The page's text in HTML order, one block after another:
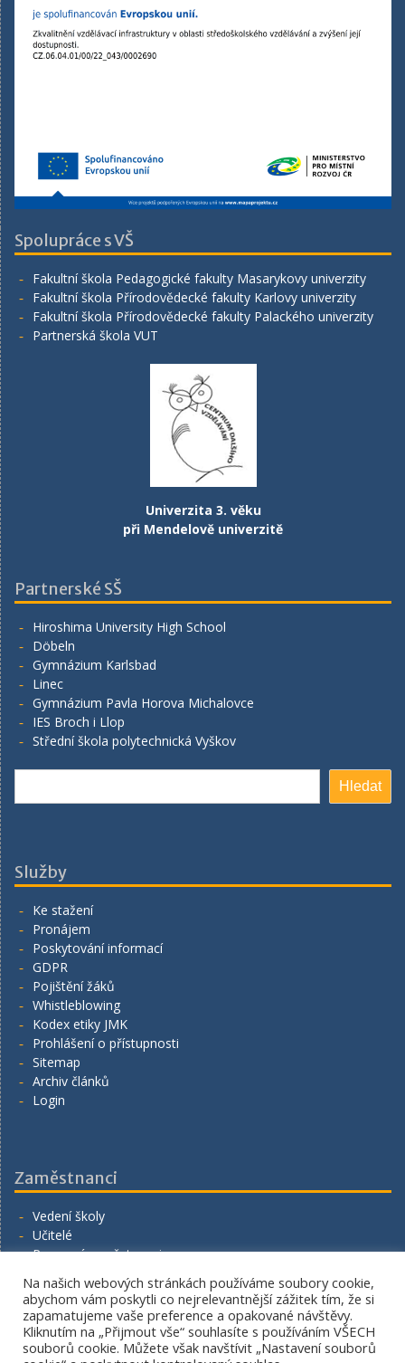
Spolupráce s VŠ
Fakultní škola Pedagogické fakulty Masarykovy univerzity
Fakultní škola Přírodovědecké fakulty Karlovy univerzity
Fakultní škola Přírodovědecké fakulty Palackého univerzity
Partnerská škola VUT
Univerzita 3. věku
při Mendelově univerzitě
Partnerské SŠ
Hiroshima University High School
Döbeln
Gymnázium Karlsbad
Linec
Gymnázium Pavla Horova Michalovce
IES Broch i Llop
Střední škola polytechnická Vyškov
Hledat
Služby
Ke stažení
Pronájem
Poskytování informací
GDPR
Pojištění žáků
Whistleblowing
Kodex etiky JMK
Prohlášení o přístupnosti
Sitemap
Archiv článků
Login
Zaměstnanci
Vedení školy
Učitelé
Provozní zaměstnanci
Volná místa
Napište nám
Na našich webových stránkách používáme soubory cookie,
abychom vám poskytli co nejrelevantnější zážitek tím, že si
zapamatujeme vaše preference a opakované návštěvy.
Kliknutím na „Přijmout vše“ souhlasíte s používáním VŠECH
souborů cookie. Můžete však navštívit „Nastavení souborů